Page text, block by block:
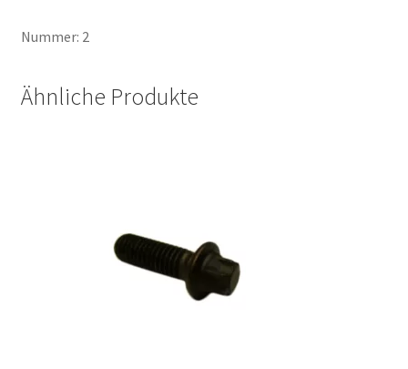
Nummer: 2
Ähnliche Produkte